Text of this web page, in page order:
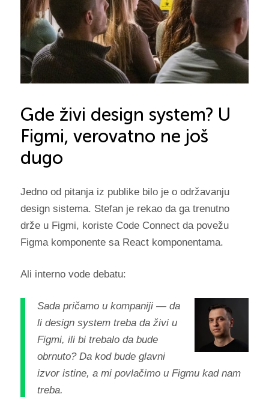
Gde živi design system? U
Figmi, verovatno ne još
dugo
Jedno od pitanja iz publike bilo je o održavanju
design sistema. Stefan je rekao da ga trenutno
drže u Figmi, koriste Code Connect da povežu
Figma komponente sa React komponentama.
Ali interno vode debatu:
Sada pričamo u kompaniji — da
li design system treba da živi u
Figmi, ili bi trebalo da bude
obrnuto? Da kod bude glavni
izvor istine, a mi povlačimo u Figmu kad nam
treba.